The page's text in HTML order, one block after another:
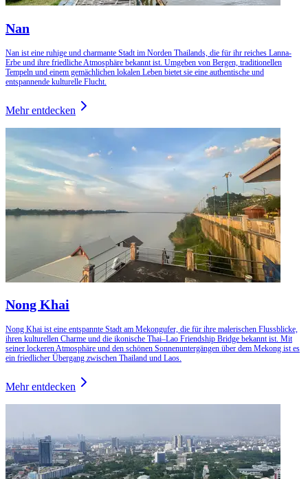
Nan
Nan ist eine ruhige und charmante Stadt im Norden Thailands, die für ihr reiches Lanna-
Erbe und ihre friedliche Atmosphäre bekannt ist. Umgeben von Bergen, traditionellen
Tempeln und einem gemächlichen lokalen Leben bietet sie eine authentische und
entspannende kulturelle Flucht.
Mehr entdecken
Nong Khai
Nong Khai ist eine entspannte Stadt am Mekongufer, die für ihre malerischen Flussblicke,
ihren kulturellen Charme und die ikonische Thai–Lao Friendship Bridge bekannt ist. Mit
seiner lockeren Atmosphäre und den schönen Sonnenuntergängen über dem Mekong ist es
ein friedlicher Übergang zwischen Thailand und Laos.
Mehr entdecken